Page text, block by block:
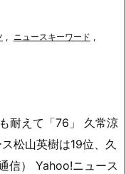
, ニュースキーワード ,
耐えて「76」 久常涼
松山英樹は19位、久
信） Yahoo!ニュース